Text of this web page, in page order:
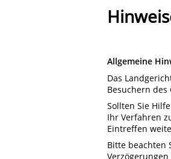
Allgemeine
Das
Besuchern
Sollten Sie
Ihr Verfahren
Eintreffen
Bitte beachten